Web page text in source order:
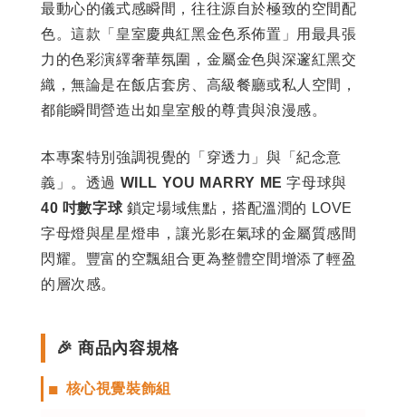
最動心的儀式感瞬間，往往源自於極致的空間配
色。這款「皇室慶典紅黑金色系佈置」用最具張
力的色彩演繹奢華氛圍，金屬金色與深邃紅黑交
織，無論是在飯店套房、高級餐廳或私人空間，
都能瞬間營造出如皇室般的尊貴與浪漫感。
本專案特別強調視覺的「穿透力」與「紀念意
義」。透過 WILL YOU MARRY ME 字母球與
40 吋數字球鎖定場域焦點，搭配溫潤的 LOVE
字母燈與星星燈串，讓光影在氣球的金屬質感間
閃耀。豐富的空飄組合更為整體空間增添了輕盈
的層次感。
🎉 商品內容規格
■ 核心視覺裝飾組